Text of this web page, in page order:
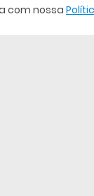
com nossa